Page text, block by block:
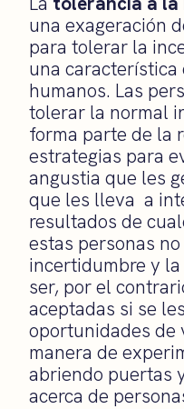
una exageración
para tolerar la
una característica
humanos. Las
tolerar la normal
forma parte de la
estrategias para
angustia que les
que les lleva a
resultados de
estas personas
incertidumbre y
ser, por el
aceptadas si se
oportunidades de
manera de
abriendo puertas
acerca de